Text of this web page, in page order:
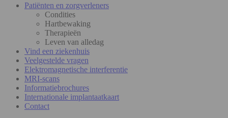
Patiënten en zorgverleners
Condities
Hartbewaking
Therapieën
Leven van alledag
Vind een ziekenhuis
Veelgestelde vragen
Elektromagnetische interferentie
MRI-scans
Informatiebrochures
Internationale implantaatkaart
Contact